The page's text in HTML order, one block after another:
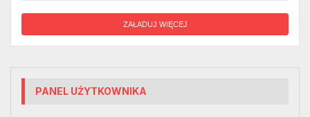
ZAŁADUJ WIĘCEJ
PANEL UŻYTKOWNIKA